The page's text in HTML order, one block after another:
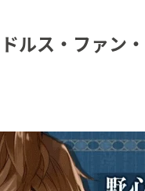
ルス・ファン